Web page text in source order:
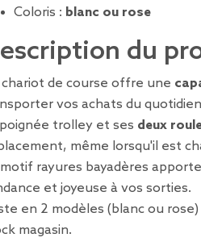
Coloris : blanc ou rose
du
chariot de course offre une
vos achats du
trolley et ses deux
même lorsqu'il est
rayures bayadères
et joyeuse à vos sorties.
en 2 modèles (blanc ou
magasin.